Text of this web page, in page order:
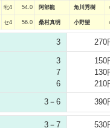
牝4 54.0 阿部龍 角川秀樹
セ4 56.0 桑村真明 小野望
3 270
3
7
6
150
130
210
3－6 390
3－7 530